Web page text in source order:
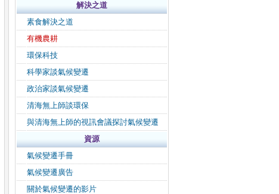
解決之道
素食解決之道
有機農耕
環保科技
科學家談氣候變遷
政治家談氣候變遷
清海無上師談環保
與清海無上師的視訊會議探討氣候變遷
資源
氣候變遷手冊
氣候變遷廣告
關於氣候變遷的影片